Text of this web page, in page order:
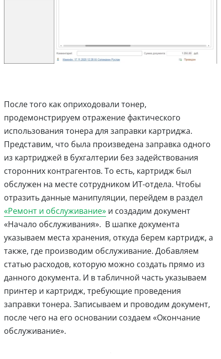
После того как оприходовали тонер,
продемонстрируем отражение фактического
использования тонера для заправки картриджа.
Представим, что была произведена заправка одного
из картриджей в бухгалтерии без задействования
сторонних контрагентов. То есть, картридж был
обслужен на месте сотрудником ИТ-отдела. Чтобы
отразить данные манипуляции, перейдем в раздел
«Ремонт и обслуживание» и создадим документ
«Начало обслуживания». В шапке документа
указываем места хранения, откуда берем картридж, а
также, где производим обслуживание. Добавляем
статью расходов, которую можно создать прямо из
данного документа. И в табличной часть указываем
принтер и картридж, требующие проведения
заправки тонера. Записываем и проводим документ,
после чего на его основании создаем «Окончание
обслуживание».